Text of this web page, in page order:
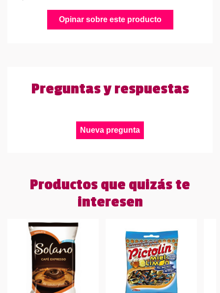
Opinar sobre este producto
Preguntas y respuestas
Nueva pregunta
Productos que quizás te
interesen